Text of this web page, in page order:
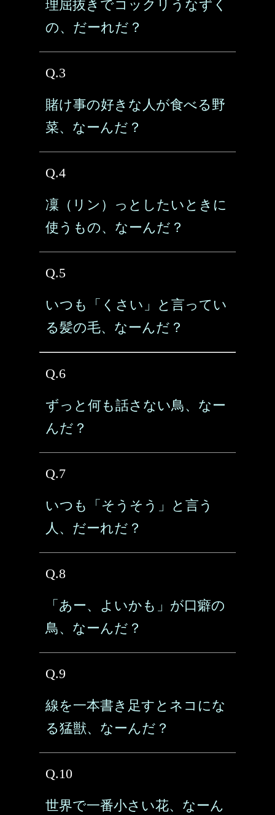
理屈抜きでコックリうなずく
の、だーれだ？
Q.3
賭け事の好きな人が食べる野
菜、なーんだ？
Q.4
凜（リン）っとしたいときに
使うもの、なーんだ？
Q.5
いつも「くさい」と言ってい
る髪の毛、なーんだ？
Q.6
ずっと何も話さない鳥、なー
んだ？
Q.7
いつも「そうそう」と言う
人、だーれだ？
Q.8
「あー、よいかも」が口癖の
鳥、なーんだ？
Q.9
線を一本書き足すとネコにな
る猛獣、なーんだ？
Q.10
世界で一番小さい花、なーん